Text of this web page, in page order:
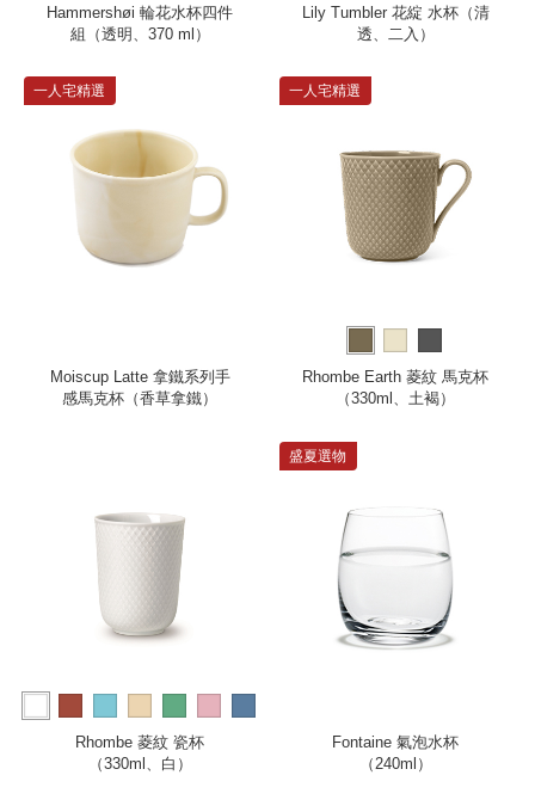
Hammershøi 輪花水杯四件
組（透明、370 ml）
Lily Tumbler 花綻 水杯（清
透、二入）
一人宅精選
Moiscup Latte 拿鐵系列手
感馬克杯（香草拿鐵）
一人宅精選
Rhombe Earth 菱紋 馬克杯
（330ml、土褐）
more
Rhombe 菱紋 瓷杯
（330ml、白）
盛夏選物
Fontaine 氣泡水杯
（240ml）